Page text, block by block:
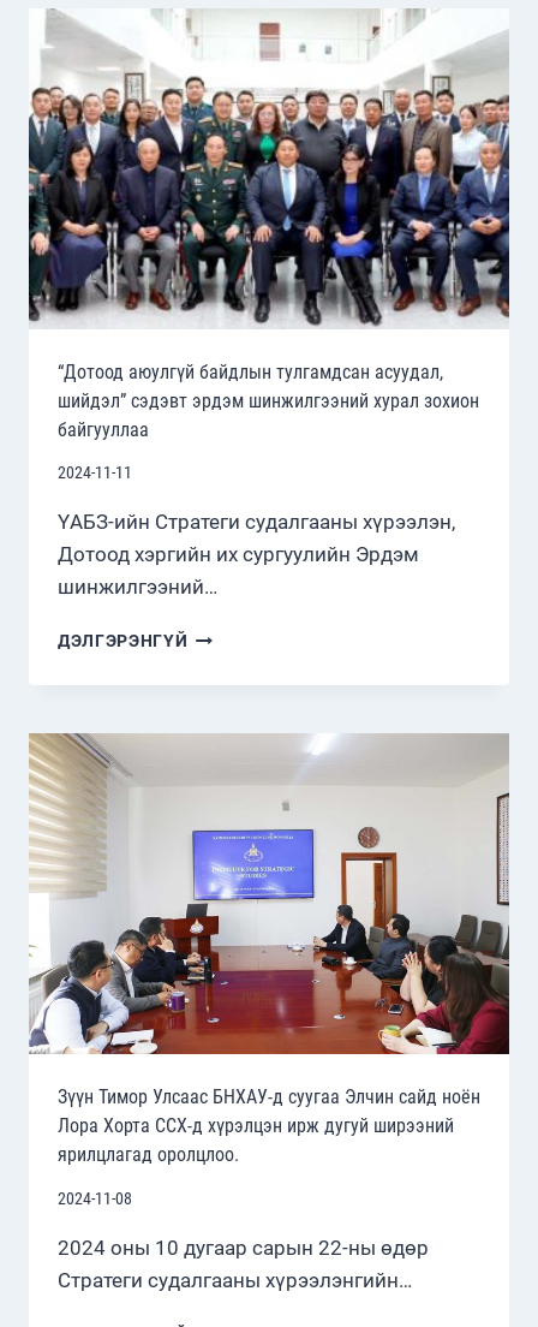
МОНГОЛ
УЛСАД
ХАВСРАН
СУУГАА
ОНЦ
БӨГӨӨД
БҮРЭН
ЭРХТ
ЭЛЧИН
САЙД
НОЁН
ДАРИО
МИХЕЛИН
Д
ИРЖ
ОРОЛЦЛОО.
“Дотоод аюулгүй байдлын тулгамдсан асуудал,
шийдэл” сэдэвт эрдэм шинжилгээний хурал зохион
байгууллаа
2024-11-11
ҮАБЗ-ийн Стратеги судалгааны хүрээлэн,
Дотоод хэргийн их сургуулийн Эрдэм
шинжилгээний…
ДЭЛГЭРЭНГҮЙ “ДОТООД
БАЙДЛЫН
АСУУДАЛ,
СЭДЭВТ
ШИНЖИЛГЭЭНИЙ
ХУРАЛ
ЗОХИОН
БАЙГУУЛЛАА
Зүүн Тимор Улсаас БНХАУ-д суугаа Элчин сайд ноён
Лора Хорта ССХ-д хүрэлцэн ирж дугуй ширээний
ярилцлагад оролцлоо.
2024-11-08
2024 оны 10 дугаар сарын 22-ны өдөр
Стратеги судалгааны хүрээлэнгийн…